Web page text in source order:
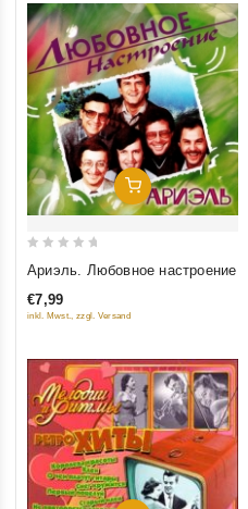
Добавить В Корзину
out
of
Ариэль. Любовное настроение
€7,99
inkl. Mwst., zzgl. Versand